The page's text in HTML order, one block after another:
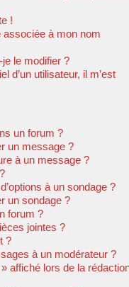
!
à mon nom
le modifier ?
d’un utilisateur, il m’est
un forum ?
un message ?
à un message ?
à un sondage ?
un sondage ?
forum ?
jointes ?
?
à un modérateur ?
affiché lors de la